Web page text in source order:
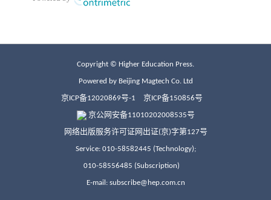
Copyright © Higher Education Press.
Powered by Beijing Magtech Co. Ltd
京ICP备12020869号-1 京ICP备150856号
京公网安备11010202008535号
网络出版服务许可证网出证(京)字第127号
Service: 010-58582445 (Technology);
010-58556485 (Subscription)
E-mail: subscribe@hep.com.cn